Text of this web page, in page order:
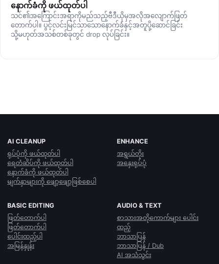
နောက်ခံကို ဖယ်ထုတ်ပါ
သင်၏အကြောင်းအရာကိုမည်သည့်ဗီဒီယိုမှအလိုအလျောက်ဖြတ်
တောက်ပါ။ ပွင့်လင်းမြင်သာသောနောက်ခံနှင့်အတူပို့ဆောင်ခြင်း
သို့မဟုတ်အသစ်တစ်ခုတွင် drop လုပ်ခြင်း။
AI CLEANUP
ရုပ်ပုံကို ဖယ်ထုတ်ပါ
ရေတံဆိပ်ကို ဖယ်ထုတ်ပါ
နောက်ခံကို ဖယ်ထုတ်ပါ
မျက်နှာများကို ဖျော့ဖျော့ဖြစ်စေပါ
ENHANCE
အရွယ်တိုး
အနှေးရုပ်ပုံ
BASIC EDITING
ဖြတ်တောက်ပါ
ဖြတ်တောက်ပါ
ပေါင်းထည့်ပါ
အမြန်နှုန်း
AUDIO & TEXT
စာသားအတိုကောက်များ ပေါင်း
ထည့်
ဘာသာပြန်
ဘာသာပြန် / Dub
AI အသံသွင်း